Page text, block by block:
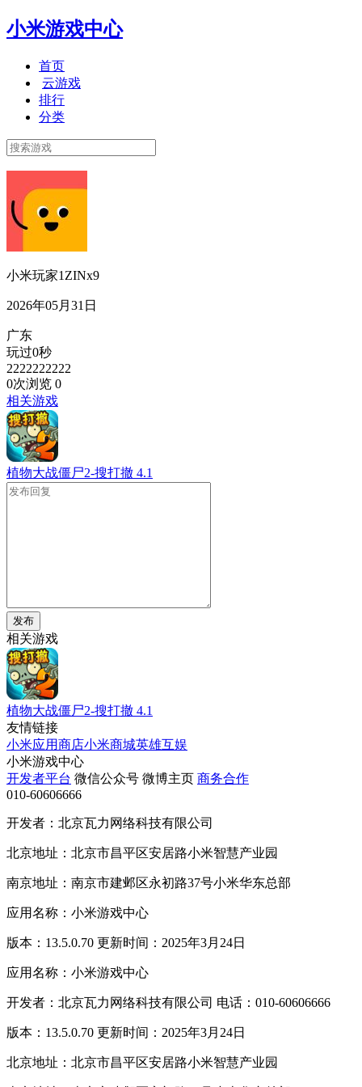
小米游戏中心
首页
云游戏
排行
分类
小米玩家1ZINx9
2026年05月31日
广东
玩过0秒
2222222222
0次浏览 0
相关游戏
植物大战僵尸2-搜打撤 4.1
发布
相关游戏
植物大战僵尸2-搜打撤 4.1
友情链接
小米应用商店小米商城英雄互娱
小米游戏中心
开发者平台 微信公众号 微博主页 商务合作
010-60606666
开发者：北京瓦力网络科技有限公司
北京地址：北京市昌平区安居路小米智慧产业园
南京地址：南京市建邺区永初路37号小米华东总部
应用名称：小米游戏中心
版本：13.5.0.70 更新时间：2025年3月24日
应用名称：小米游戏中心
开发者：北京瓦力网络科技有限公司 电话：010-60606666
版本：13.5.0.70 更新时间：2025年3月24日
北京地址：北京市昌平区安居路小米智慧产业园